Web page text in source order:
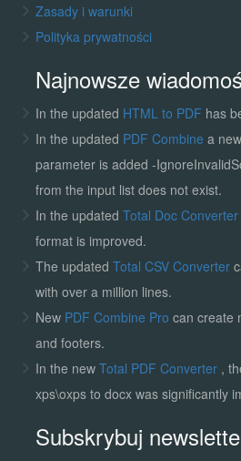
Zasady i warunki
Polityka prywatności
Najnowsze
In the updated HTML to PDF has
In the updated PDF Combine a
parameter is added -
from the input list does not exist.
In the updated Total Doc Converter
format is improved.
The updated Total CSV Converter
with over a million lines.
New PDF Combine Pro can create
and footers.
In the new Total PDF Converter ,
xps\oxps to docx was significantly
Subskrybuj